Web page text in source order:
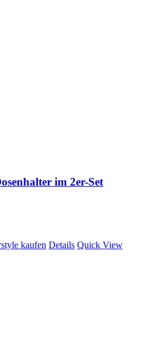
im 2er-Set
kaufen Details Quick View